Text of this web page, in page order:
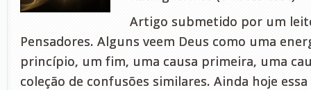
Artigo submetido por um
Pensadores. Alguns veem Deus como uma
princípio, um fim, uma causa primeira, uma
coleção de confusões similares. Ainda hoje